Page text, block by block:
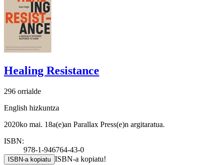
Healing Resistance
296 orrialde
English hizkuntza
2020ko mai. 18a(e)an Parallax Press(e)n argitaratua.
ISBN:
978-1-946764-43-0
ISBN-a kopiatu ISBN-a kopiatu!